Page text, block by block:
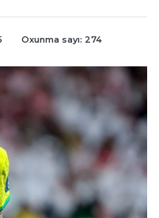
Oxunma sayı: 274